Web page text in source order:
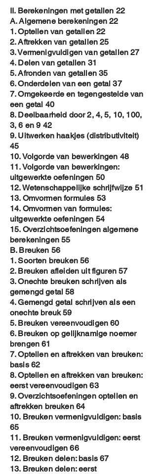
B. Driehoeken
C. Veelhoeken.107
D. Schaal110
E. Omtrek en oppervlakte van
vlakke figuren.112
F. Ruimtelichamen.121
II. Berekeningen met getallen 22
A. Algemene berekeningen 22
1. Optellen van getallen 22
2. Aftrekken van getallen 25
3. Vermenigvuldigen van getallen 27
4. Delen van getallen 31
5. Afronden van getallen 35
6. Onderdelen van een getal 37
7. Omgekeerde en tegengestelde van
een getal 40
8. Deelbaarheid door 2, 4, 5, 10, 100,
3, 6 en 9 42
9. Uitwerken haakjes (distributiviteit)
45
10. Volgorde van bewerkingen 48
11. Volgorde van bewerkingen:
uitgewerkte oefeningen 50
12. Wetenschappelijke schrijfwijze 51
13. Omvormen formules 53
14. Omvormen van formules:
uitgewerkte oefeningen 54
15. Overzichtsoefeningen algemene
berekeningen 55
B. Breuken 56
1. Soorten breuken 56
2. Breuken afleiden uit figuren 57
3. Onechte breuken schrijven als
gemengd getal 58
4. Gemengd getal schrijven als een
onechte breuk 59
5. Breuken vereenvoudigen 60
6. Breuken op gelijknamige noemer
brengen 61
7. Optellen en aftrekken van breuken:
basis 62
8. Optellen en aftrekken van breuken:
eerst vereenvoudigen 63
9. Overzichtsoefeningen optellen en
aftrekken breuken 64
10. Breuken vermenigvuldigen: basis
65
11. Breuken vermenigvuldigen: eerst
vereenvoudigen 66
12. Breuken delen: basis 67
13. Breuken delen: eerst